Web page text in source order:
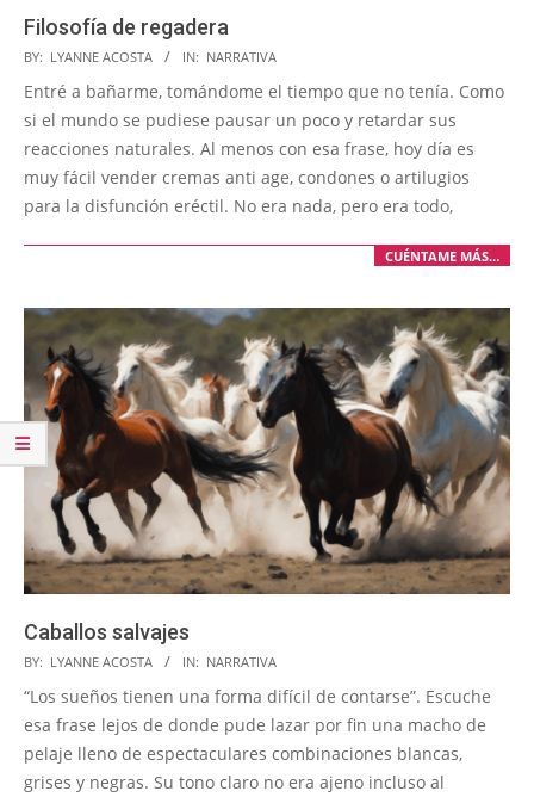
Filosofía de regadera
2026-
06-
23
BY: LYANNE ACOSTA IN: NARRATIVA
Entré a bañarme, tomándome el tiempo que no tenía. Como
si el mundo se pudiese pausar un poco y retardar sus
reacciones naturales. Al menos con esa frase, hoy día es
muy fácil vender cremas anti age, condones o artilugios
para la disfunción eréctil. No era nada, pero era todo,
CUÉNTAME MÁS…
Caballos salvajes
2026-
05-
BY: LYANNE ACOSTA IN: NARRATIVA
“Los sueños tienen una forma difícil de contarse”. Escuche
esa frase lejos de donde pude lazar por fin una macho de
pelaje lleno de espectaculares combinaciones blancas,
grises y negras. Su tono claro no era ajeno incluso al